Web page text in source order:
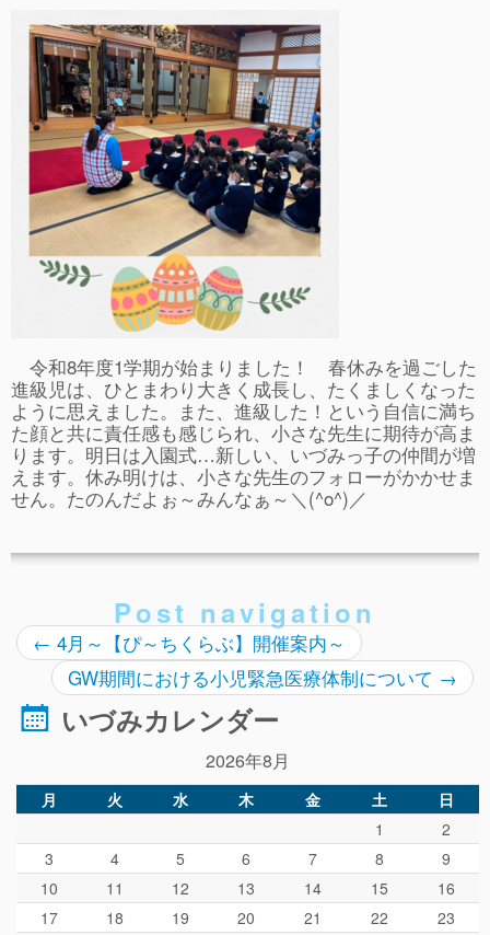
卒園児進路
お知らせ
給食日記
園生活ブログ
2歳児クラス(ももたろうクラブ)
募集概要(2歳児クラス)
保育料について
入会してから
園生活ブログ(2歳児クラス)
体験入園＆園見学
ぴ～ち通信
求人情報（園見学/自主実習も対応）
令和8年度1学期が始まりました！ 春休みを過ごした
進級児は、ひとまわり大きく成長し、たくましくなった
ように思えました。また、進級した！という自信に満ち
た顔と共に責任感も感じられ、小さな先生に期待が高ま
ります。明日は入園式…新しい、いづみっ子の仲間が増
えます。休み明けは、小さな先生のフォローがかかせま
せん。たのんだよぉ～みんなぁ～＼(^o^)／
Post navigation
← 4月～【ぴ～ちくらぶ】開催案内～
GW期間における小児緊急医療体制について →
いづみカレンダー
2026年8月
月 火 水 木 金 土 日
1
2
3
4 5 6 7 8
9
10
11 12 13 14 15
16
17
18 19 20 21 22
23